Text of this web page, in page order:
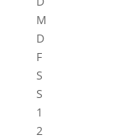
M
D
F
S
S
1
2